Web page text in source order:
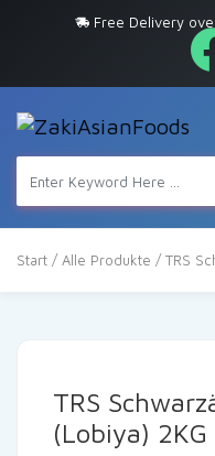
Free Delivery
Start / Alle Produkte / TRS
TRS
(Lobiya) 2KG